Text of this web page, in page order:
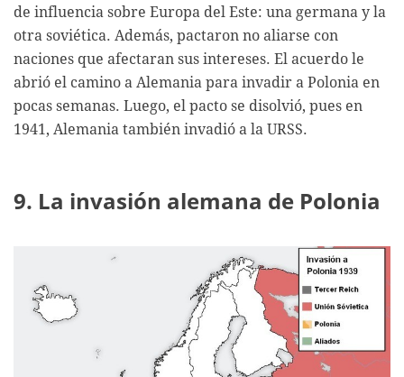
de influencia sobre Europa del Este: una germana y la
otra soviética. Además, pactaron no aliarse con
naciones que afectaran sus intereses. El acuerdo le
abrió el camino a Alemania para invadir a Polonia en
pocas semanas. Luego, el pacto se disolvió, pues en
1941, Alemania también invadió a la URSS.
9. La invasión alemana de Polonia